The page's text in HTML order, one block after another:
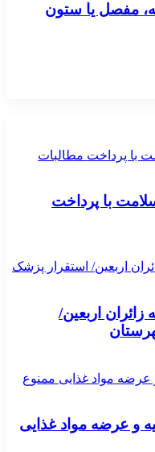
مفصل یا ستون
با پرداخت
به زائران اربعین/
و عرضه مواد غذایی